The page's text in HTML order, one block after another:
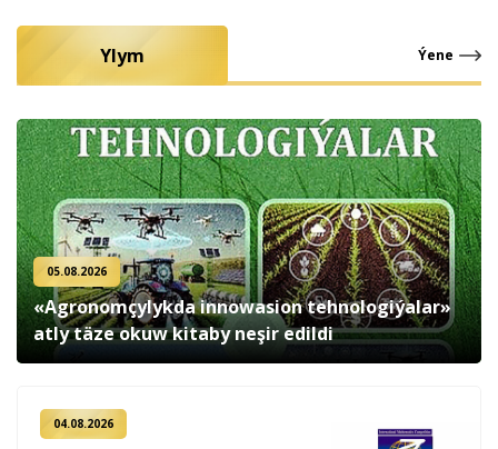
Ylym Ýene
05.08.2026
«Agronomçylykda innowasion tehnologiýalar»
atly täze okuw kitaby neşir edildi
04.08.2026